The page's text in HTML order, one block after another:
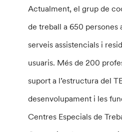
Actualment, el grup de
de treball a 650 persones
serveis assistencials i
usuaris. Més de 200
suport a l’estructura del
desenvolupament i les
Centres Especials de